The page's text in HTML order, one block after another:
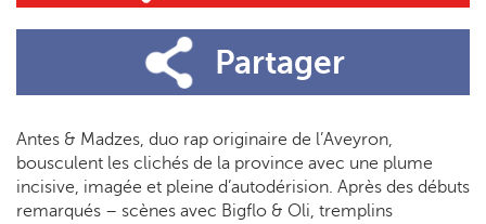
Partager
Antes & Madzes, duo rap originaire de l’Aveyron,
bousculent les clichés de la province avec une plume
incisive, imagée et pleine d’autodérision. Après des débuts
remarqués – scènes avec Bigflo & Oli, tremplins